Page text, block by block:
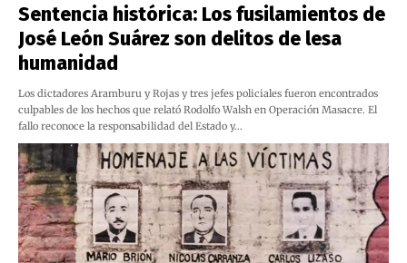
Sentencia histórica: Los fusilamientos de
José León Suárez son delitos de lesa
humanidad
Los dictadores Aramburu y Rojas y tres jefes policiales fueron encontrados
culpables de los hechos que relató Rodolfo Walsh en Operación Masacre. ⁠El
fallo reconoce la responsabilidad del Estado y…